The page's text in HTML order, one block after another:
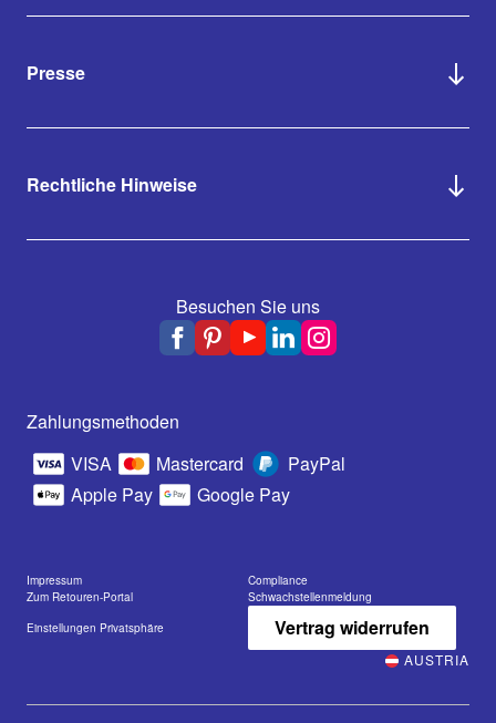
Presse
Rechtliche Hinweise
Besuchen Sie uns
Zahlungsmethoden
VISA
Mastercard
PayPal
Apple Pay
Google Pay
Impressum
Compliance
Zum Retouren-Portal
Schwachstellenmeldung
Einstellungen Privatsphäre
Vertrag widerrufen
AUSTRIA